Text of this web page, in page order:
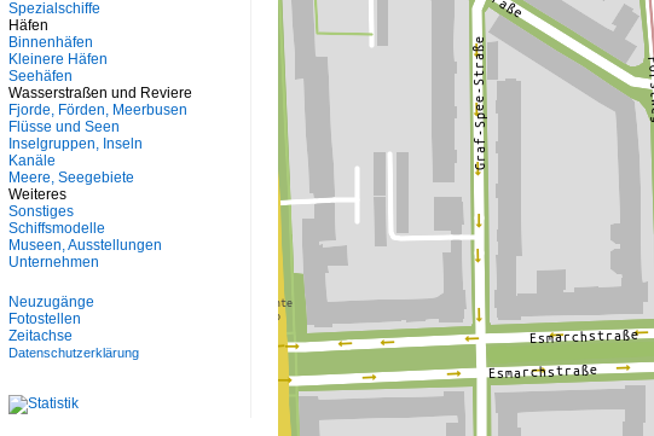
Spezialschiffe
Häfen
Binnenhäfen
Kleinere Häfen
Seehäfen
Wasserstraßen und Reviere
Fjorde, Förden, Meerbusen
Flüsse und Seen
Inselgruppen, Inseln
Kanäle
Meere, Seegebiete
Weiteres
Sonstiges
Schiffsmodelle
Museen, Ausstellungen
Unternehmen
Neuzugänge
Fotostellen
Zeitachse
Datenschutzerklärung